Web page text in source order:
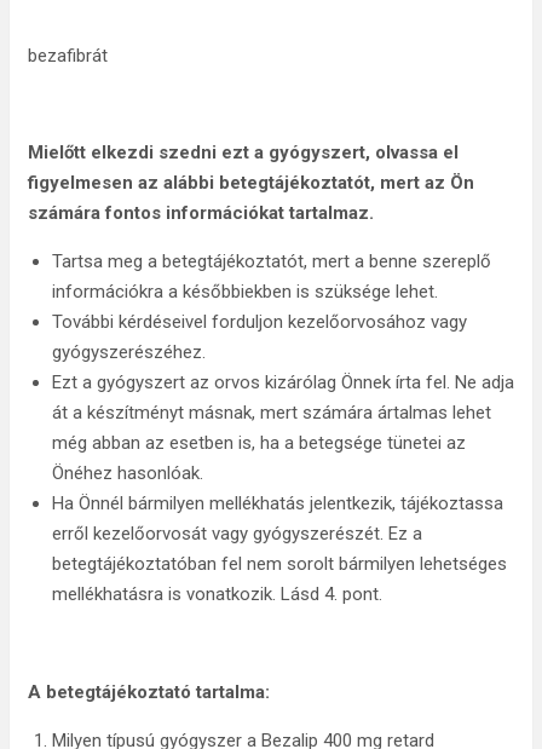
bezafibrát
Mielőtt elkezdi szedni ezt a gyógyszert, olvassa el
figyelmesen az alábbi betegtájékoztatót, mert az Ön
számára fontos információkat tartalmaz.
Tartsa meg a betegtájékoztatót, mert a benne szereplő
információkra a későbbiekben is szüksége lehet.
További kérdéseivel forduljon kezelőorvosához vagy
gyógyszerészéhez.
Ezt a gyógyszert az orvos kizárólag Önnek írta fel. Ne adja
át a készítményt másnak, mert számára ártalmas lehet
még abban az esetben is, ha a betegsége tünetei az
Önéhez hasonlóak.
Ha Önnél bármilyen mellékhatás jelentkezik, tájékoztassa
erről kezelőorvosát vagy gyógyszerészét. Ez a
betegtájékoztatóban fel nem sorolt bármilyen lehetséges
mellékhatásra is vonatkozik. Lásd 4. pont.
A betegtájékoztató tartalma:
Milyen típusú gyógyszer a Bezalip 400 mg retard